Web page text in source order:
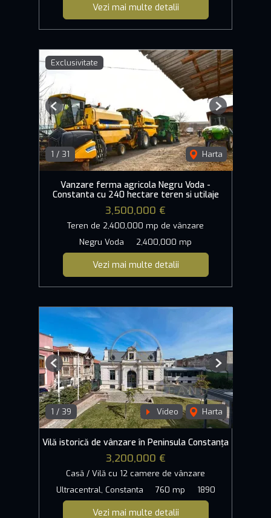
Vezi mai multe detalii
Exclusivitate
1 / 31 Harta
Previous Next
Vanzare ferma agricola Negru Voda -
Constanta cu 240 hectare teren si utilaje
3,500,000 €
Teren de 2,400,000 mp de vânzare
Negru Voda
2,400,000 mp
Vezi mai multe detalii
1 / 39 Video Harta
Previous Next
Vilă istorică de vânzare în Peninsula Constanța
3,200,000 €
Casă / Vilă cu 12 camere de vânzare
Ultracentral, Constanta
760 mp 1890
Vezi mai multe detalii